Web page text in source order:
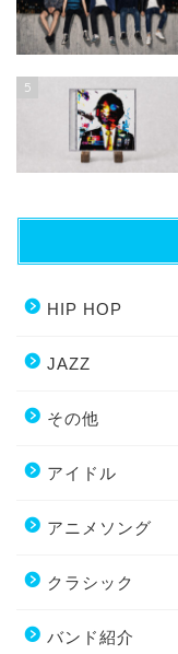
5
HIP HOP
JAZZ
その他
アイドル
アニメソング
クラシック
バンド紹介